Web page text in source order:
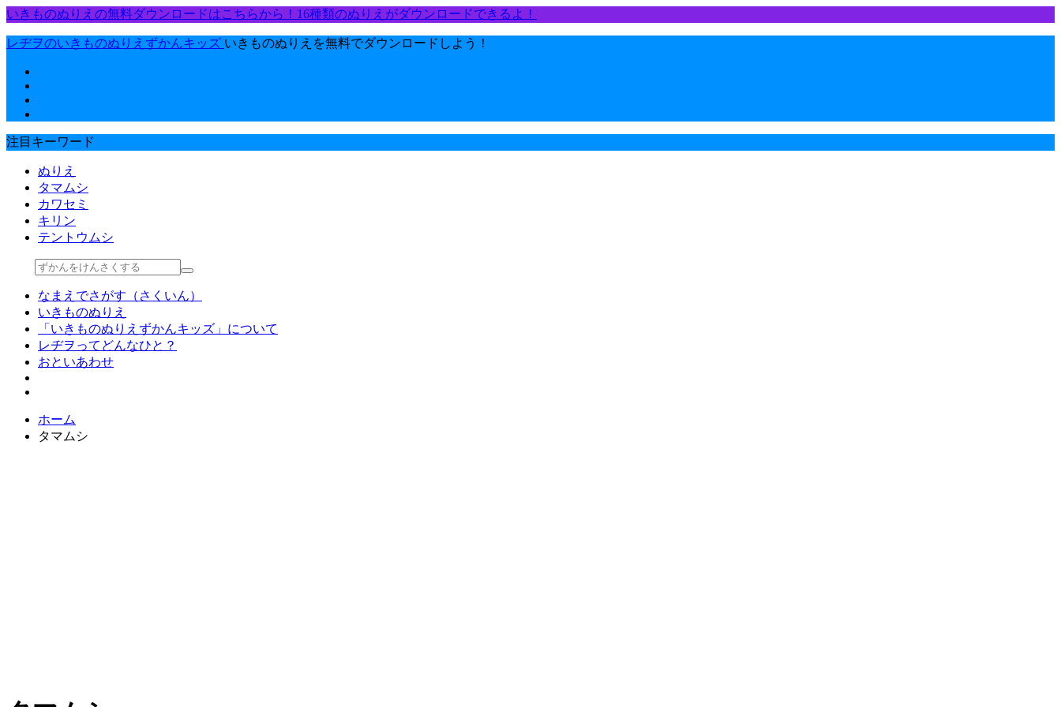
いきものぬりえの無料ダウンロードはこちらから！16種類のぬりえがダウンロードできるよ！
レヂヲのいきものぬりえずかんキッズ いきものぬりえを無料でダウンロードしよう！
注目キーワード
ぬりえ
タマムシ
カワセミ
キリン
テントウムシ
なまえでさがす（さくいん）
いきものぬりえ
「いきものぬりえずかんキッズ」について
レヂヲってどんなひと？
おといあわせ
ホーム
タマムシ